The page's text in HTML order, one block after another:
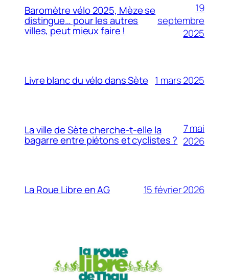
Baromètre vélo 2025, Mèze se
distingue… pour les autres
villes, peut mieux faire !
19
septembre
2025
Livre blanc du vélo dans Sète 1 mars 2025
La ville de Sète cherche-t-elle la
bagarre entre piétons et cyclistes ?
7 mai
2026
La Roue Libre en AG 15 février 2026